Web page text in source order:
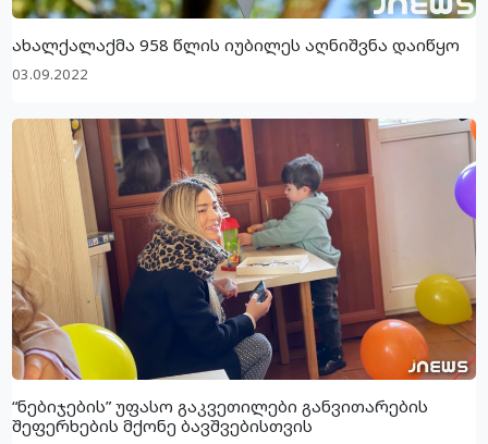
ახალქალაქმა 958 წლის იუბილეს აღნიშვნა დაიწყო
03.09.2022
“ნებიჯების” უფასო გაკვეთილები განვითარების
შეფერხების მქონე ბავშვებისთვის